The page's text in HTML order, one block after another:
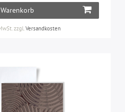
zzgl.Versandkosten